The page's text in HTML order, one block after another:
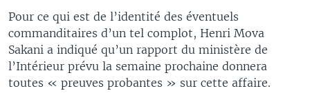
Pour ce qui est de l’identité des éventuels
commanditaires d’un tel complot, Henri Mova
Sakani a indiqué qu’un rapport du ministère de
l’Intérieur prévu la semaine prochaine donnera
toutes « preuves probantes » sur cette affaire.